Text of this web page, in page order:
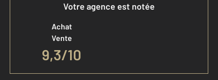
Votre agence est notée
Achat
Vente
9,3/10